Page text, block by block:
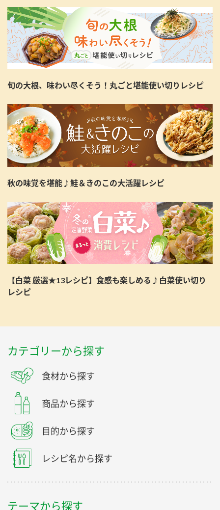
旬の大根、味わい尽くそう！丸ごと堪能使い切りレシピ
秋の味覚を堪能♪鮭＆きのこの大活躍レシピ
【白菜 厳選★13レシピ】食感も楽しめる♪白菜使い切り
レシピ
カテゴリーから探す
食材から探す
商品から探す
目的から探す
レシピ名から探す
テーマから探す